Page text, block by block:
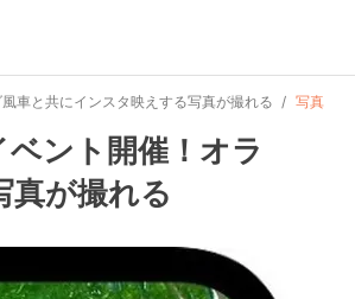
車と共にインスタ映えする写真が撮れる 写真
ント開催！オラ
真が撮れる